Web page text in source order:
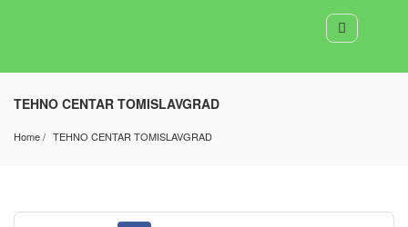
TEHNO CENTAR TOMISLAVGRAD
Home TEHNO CENTAR TOMISLAVGRAD